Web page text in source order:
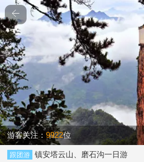
游客关注： 9922位
跟团游 镇安塔云山、磨石沟一日游